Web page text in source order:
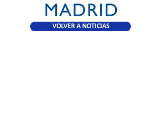
VOLVER A NOTICIAS